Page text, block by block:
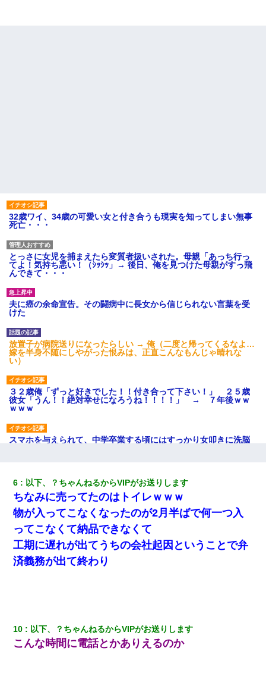
32歳ワイ、34歳の可愛い女と付き合うも現実を知ってしまい無事
死亡・・・
とっさに女児を捕まえたら変質者扱いされた。母親「あっち行っ
てよ！気持ち悪い！（ｼｯｼｯ」→ 後日、俺を見つけた母親がすっ飛
んできて・・・
夫に癌の余命宣告。その闘病中に長女から信じられない言葉を受
けた
放置子が病院送りになったらしい → 俺（二度と帰ってくるなよ…
嫁を半身不随にしやがった恨みは、正直こんなもんじゃ晴れな
い）
３２歳俺「ずっと好きでした！！付き合って下さい！」 ２５歳
彼女「うん！！絶対幸せになろうね！！！！」 → ７年後ｗｗ
ｗｗｗ
スマホを与えられて、中学卒業する頃にはすっかり女叩きに洗脳
妻と同居し始めたときから、よく妻が「どこかで音漏れしてな
い？音楽聞こえる」と言っていて…
「パワハラを受けたから思い切って転職した」とSNSで呟いた
ら、速攻でパワハラかました元上司がLINEを送ってきた。
【衝撃】ヤンキー女に「サせて」って言った結果
彼にプロポーズされたんだけど、実は資産家だと知って婚約破棄
した。B子「A男くんと別れたって本当？私が付き合ってもい
6 以下、？ちゃんねるからVIPがお送りします
ちなみに売ってたのはトイレｗｗｗ
物が入ってこなくなったのが2月半ばで何一つ入
ってこなくて納品できなくて
工期に遅れが出てうちの会社起因ということで弁
済義務が出て終わり
10 以下、？ちゃんねるからVIPがお送りします
こんな時間に電話とかありえるのか